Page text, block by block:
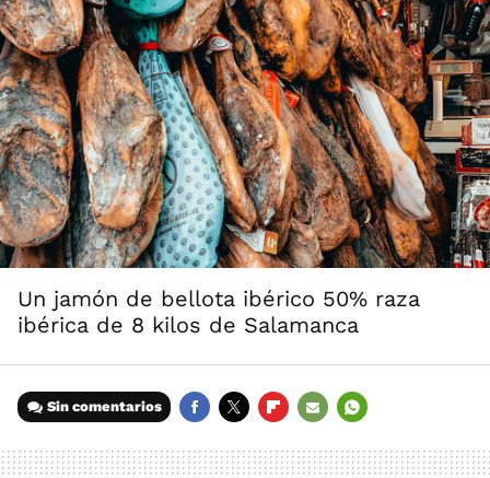
Un jamón de bellota ibérico 50% raza
ibérica de 8 kilos de Salamanca
Sin comentarios
MAIL